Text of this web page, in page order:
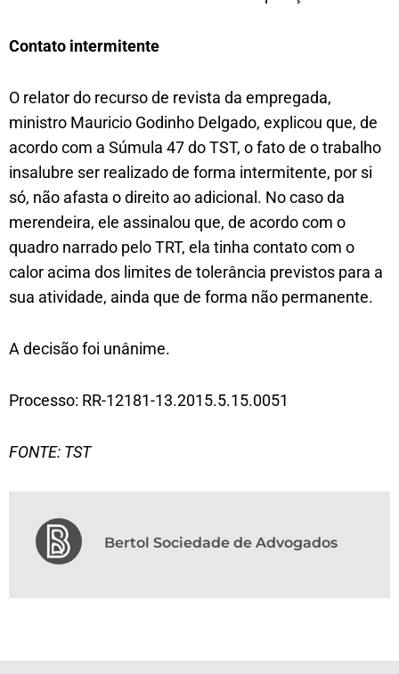
Contato intermitente
O relator do recurso de revista da empregada,
ministro Mauricio Godinho Delgado, explicou que, de
acordo com a Súmula 47 do TST, o fato de o trabalho
insalubre ser realizado de forma intermitente, por si
só, não afasta o direito ao adicional. No caso da
merendeira, ele assinalou que, de acordo com o
quadro narrado pelo TRT, ela tinha contato com o
calor acima dos limites de tolerância previstos para a
sua atividade, ainda que de forma não permanente.
A decisão foi unânime.
Processo: RR-12181-13.2015.5.15.0051
FONTE: TST
Bertol Sociedade de Advogados